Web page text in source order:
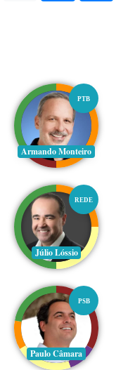
PTB
Armando Monteiro
REDE
Júlio Lóssio
PSB
Paulo Câmara